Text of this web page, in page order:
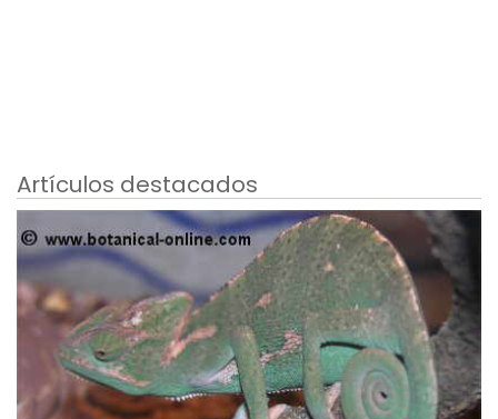
Artículos destacados